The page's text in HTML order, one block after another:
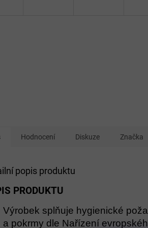
Hodnocení Diskuze Značka
popis produktu
PRODUKTU
Výrobek splňuje hygienické
a pokrmy dle Nařízení